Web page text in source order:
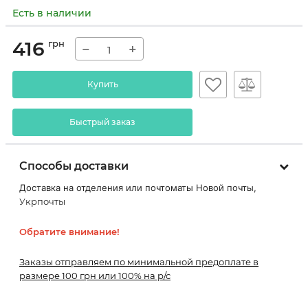
Есть в наличии
416 грн − +
Купить
Быстрый заказ
Способы доставки
Доставка на отделения или почтоматы Новой почты,
Укрпочты
Обратите внимание!
Заказы отправляем по минимальной предоплате в
размере 100 грн или 100% на р/с